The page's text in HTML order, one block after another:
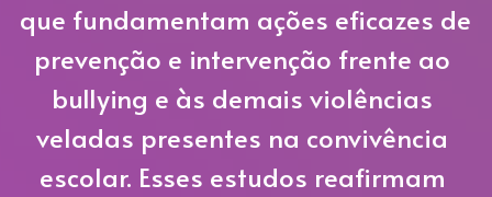
que fundamentam ações eficazes de
prevenção e intervenção frente ao
bullying e às demais violências
veladas presentes na convivência
escolar. Esses estudos reafirmam